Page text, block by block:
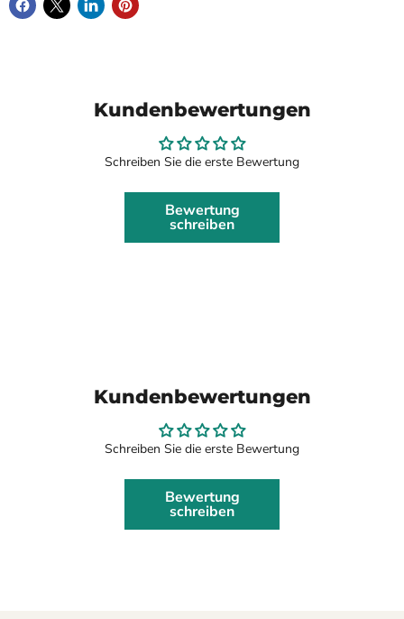
Kundenbewertungen
Schreiben Sie die erste Bewertung
Bewertung
schreiben
Kundenbewertungen
Schreiben Sie die erste Bewertung
Bewertung
schreiben